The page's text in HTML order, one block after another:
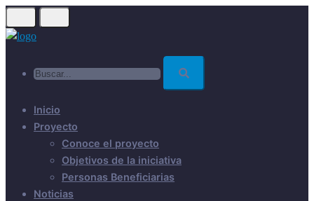
Skip
to
Inicio
Proyecto
Conoce el proyecto
Objetivos de la iniciativa
Personas Beneficiarias
Noticias